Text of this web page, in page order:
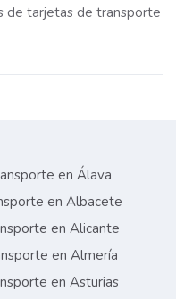
de tarjetas de transporte
en Álava
en Albacete
en Alicante
en Almería
en Asturias